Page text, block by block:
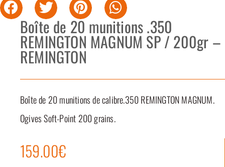
Boîte de 20 munitions .350
REMINGTON MAGNUM SP / 200gr –
REMINGTON
Boîte de 20 munitions de calibre.350 REMINGTON MAGNUM.
Ogives Soft-Point 200 grains.
159.00€